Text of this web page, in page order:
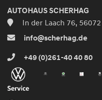
AUTOHAUS SCHERHAG
In der Laach 76,
info@scherhag.de
+49 (0)261-40 40 80